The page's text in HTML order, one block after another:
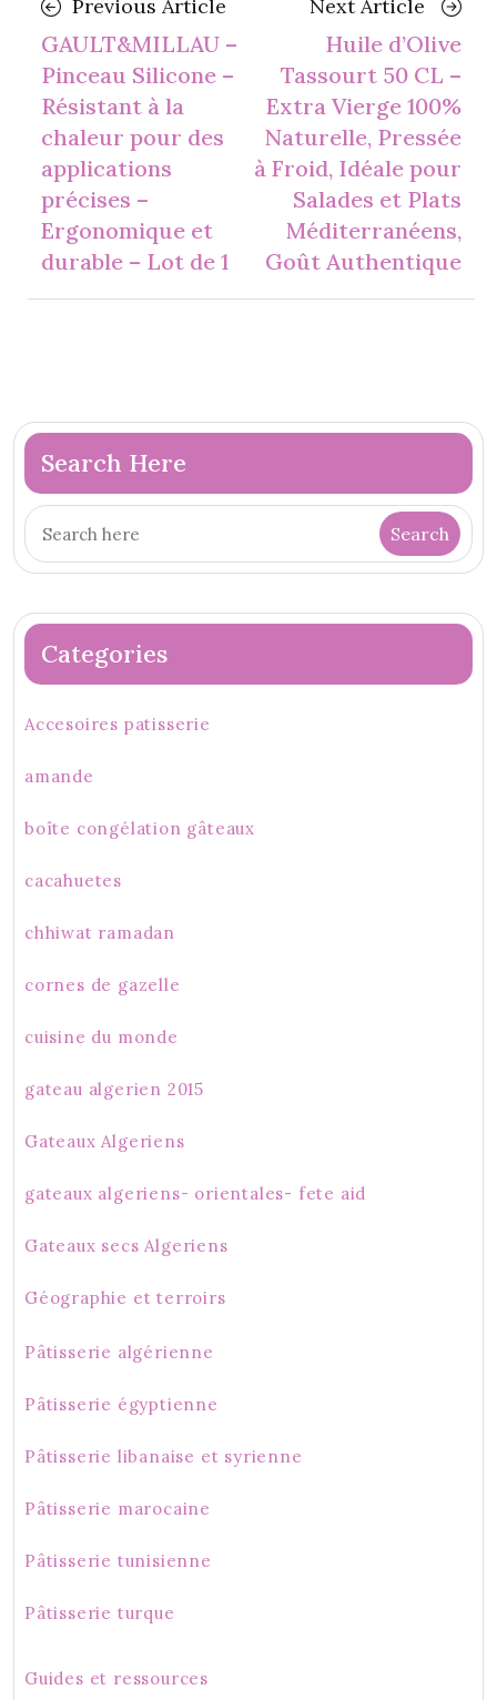
navigation
Previous Article
GAULT&MILLAU –
Pinceau Silicone –
Résistant à la
chaleur pour des
applications
précises –
Ergonomique et
durable – Lot de 1
Next Article
Next
Article
Huile d’Olive
Tassourt 50 CL –
Extra Vierge 100%
Naturelle, Pressée
à Froid, Idéale pour
Salades et Plats
Méditerranéens,
Goût Authentique
Search Here
Categories
Accesoires patisserie
amande
boîte congélation gâteaux
cacahuetes
chhiwat ramadan
cornes de gazelle
cuisine du monde
gateau algerien 2015
Gateaux Algeriens
gateaux algeriens- orientales- fete aid
Gateaux secs Algeriens
Géographie et terroirs
Pâtisserie algérienne
Pâtisserie égyptienne
Pâtisserie libanaise et syrienne
Pâtisserie marocaine
Pâtisserie tunisienne
Pâtisserie turque
Guides et ressources